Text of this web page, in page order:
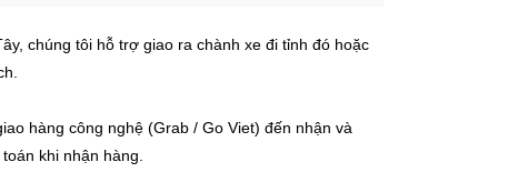
chúng tôi hỗ trợ giao ra chành xe đi tỉnh đó hoặc
hàng công nghệ (Grab / Go Viet) đến nhận và
khi nhận hàng.